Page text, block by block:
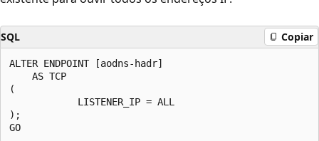
SQL Copiar
ALTER ENDPOINT [aodns-hadr]
    AS TCP
(
            LISTENER_IP = ALL
);